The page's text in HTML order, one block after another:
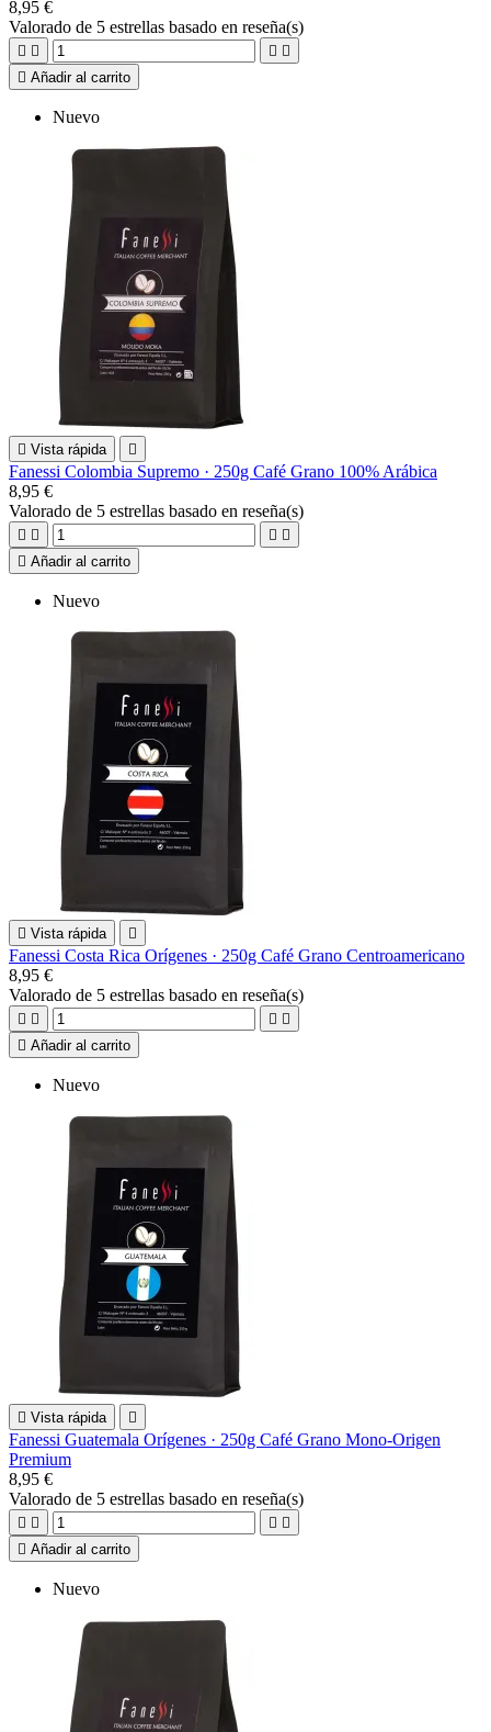
8,95 €
Valorado de 5 estrellas basado en reseña(s)
   
 Añadir al carrito
Nuevo
 Vista rápida 
Fanessi Colombia Supremo · 250g Café Grano 100% Arábica
8,95 €
Valorado de 5 estrellas basado en reseña(s)
   
 Añadir al carrito
Nuevo
 Vista rápida 
Fanessi Costa Rica Orígenes · 250g Café Grano Centroamericano
8,95 €
Valorado de 5 estrellas basado en reseña(s)
   
 Añadir al carrito
Nuevo
 Vista rápida 
Fanessi Guatemala Orígenes · 250g Café Grano Mono-Origen
Premium
8,95 €
Valorado de 5 estrellas basado en reseña(s)
   
 Añadir al carrito
Nuevo